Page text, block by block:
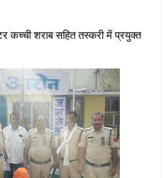
कच्ची शराब सहित तस्करी में प्रयुक्त